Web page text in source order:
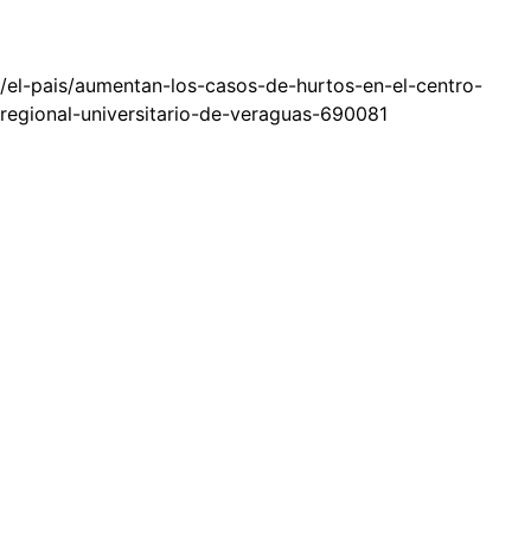
/el-pais/aumentan-los-casos-de-hurtos-en-el-centro-
regional-universitario-de-veraguas-690081